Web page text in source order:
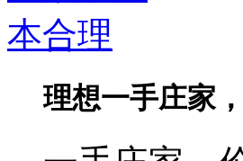
理想一手庄家